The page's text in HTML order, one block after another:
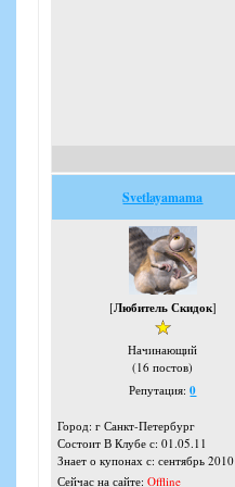
Svetlayamama
[Любитель Скидок]
Начинающий
(16 постов)
Репутация:0
Город: г Санкт-Петербург
Состоит В Клубе с: 01.05.11
Знает о купонах с: сентябрь 2010
Сейчас на сайте: Offline